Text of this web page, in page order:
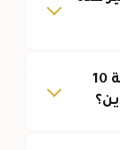
ما هي المميزات التي تجعل سبيكة 10